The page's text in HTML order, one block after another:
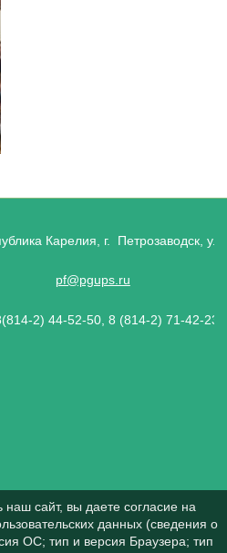
Карелия, г. Петрозаводск,
pf@pgups.ru
2) 44-52-50, 8 (814-2) 71-42-23
наш сайт, вы даете согласие на
данных (сведения о
ОС; тип и версия Браузера; тип